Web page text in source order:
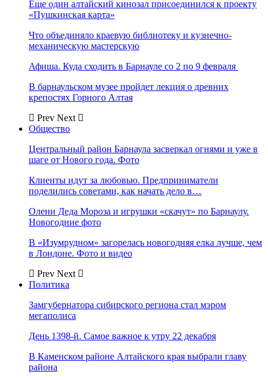
Еще один алтайский кинозал присоединился к проекту
«Пушкинская карта»
Что объединяло краевую библиотеку и кузнечно-
механическую мастерскую
Афиша. Куда сходить в Барнауле со 2 по 9 февраля
В барнаульском музее пройдет лекция о древних
крепостях Горного Алтая
Prev Next
Общество
Центральный район Барнаула засверкал огнями и уже в
шаге от Нового года. Фото
Клиенты идут за любовью. Предприниматели
поделились советами, как начать дело в…
Олени Деда Мороза и игрушки «скачут» по Барнаулу.
Новогодние фото
В «Изумрудном» загорелась новогодняя елка лучше, чем
в Лондоне. Фото и видео
Prev Next
Политика
Замгубернатора сибирского региона стал мэром
мегаполиса
День 1398-й. Самое важное к утру 22 декабря
В Каменском районе Алтайского края выбрали главу
района